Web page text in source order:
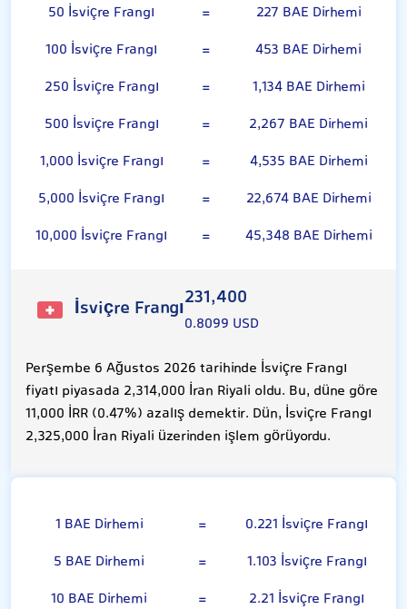
50 İsviçre Frangı
=
227 BAE Dirhemi
100 İsviçre Frangı
=
453 BAE Dirhemi
250 İsviçre Frangı
=
1,134 BAE Dirhemi
500 İsviçre Frangı
=
2,267 BAE Dirhemi
1,000 İsviçre Frangı
=
4,535 BAE Dirhemi
5,000 İsviçre Frangı
=
22,674 BAE Dirhemi
10,000 İsviçre Frangı
= 45,348 BAE Dirhemi
İsviçre Frangı231,400
0.8099 USD
Perşembe 6 Ağustos 2026 tarihinde İsviçre Frangı
fiyatı piyasada 2,314,000 İran Riyali oldu. Bu, düne göre
11,000 İRR (0.47%) azalış demektir. Dün, İsviçre Frangı
2,325,000 İran Riyali üzerinden işlem görüyordu.
1 BAE Dirhemi =
0.221 İsviçre Frangı
5 BAE Dirhemi
=
1.103 İsviçre Frangı
10 BAE Dirhemi
= 2.21 İsviçre Frangı